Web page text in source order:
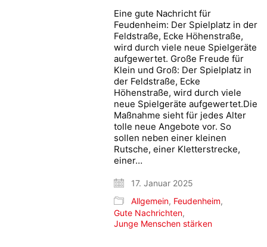
Eine gute Nachricht für
Feudenheim: Der Spielplatz in der
Feldstraße, Ecke Höhenstraße,
wird durch viele neue Spielgeräte
aufgewertet. Große Freude für
Klein und Groß: Der Spielplatz in
der Feldstraße, Ecke
Höhenstraße, wird durch viele
neue Spielgeräte aufgewertet.Die
Maßnahme sieht für jedes Alter
tolle neue Angebote vor. So
sollen neben einer kleinen
Rutsche, einer Kletterstrecke,
einer…
17. Januar 2025
Allgemein, Feudenheim,
Gute Nachrichten,
Junge Menschen stärken